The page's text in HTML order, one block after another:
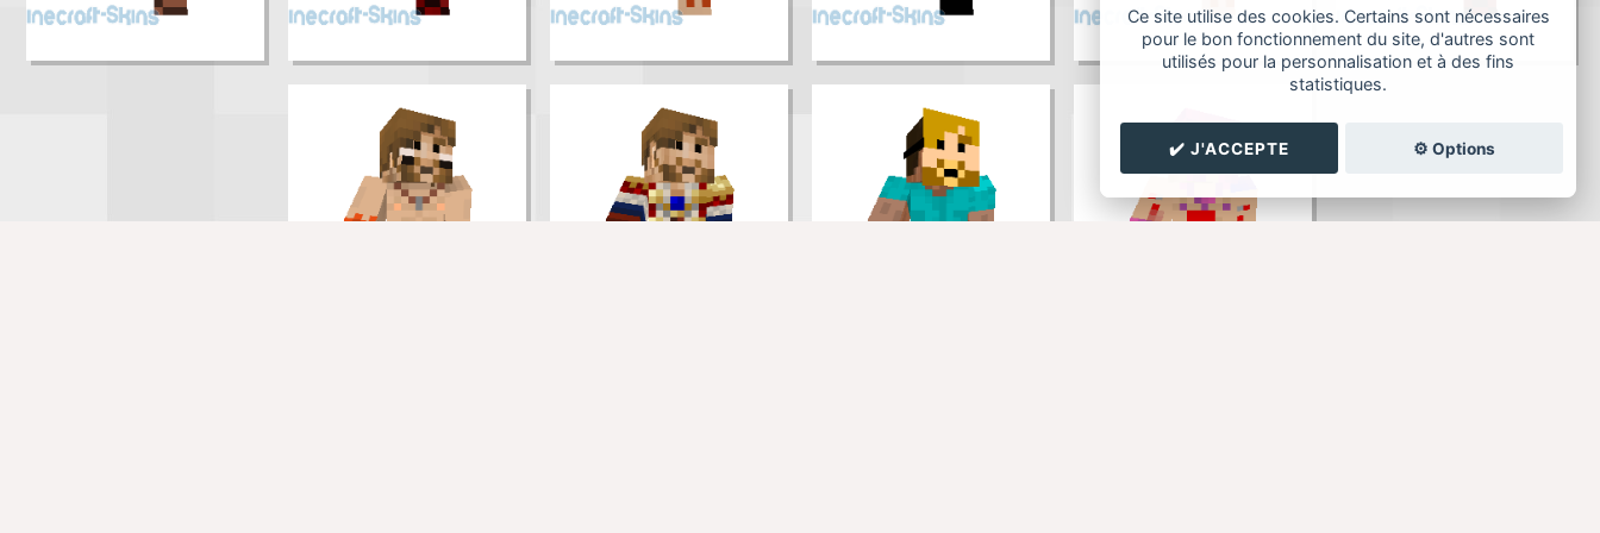
Ce site utilise des cookies. Certains sont nécessaires
pour le bon fonctionnement du site, d'autres sont
utilisés pour la personnalisation et à des fins
statistiques.
✔️ J'ACCEPTE ⚙️ Options